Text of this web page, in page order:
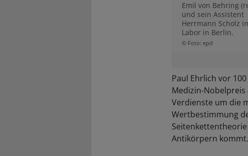
Emil von Behring
und sein Assistent
Herrmann Scholz
Labor in Berlin.
© Foto: epd
Paul Ehrlich vor
Medizin-
Verdienste um die
Wertbestimmung
Antikörpern